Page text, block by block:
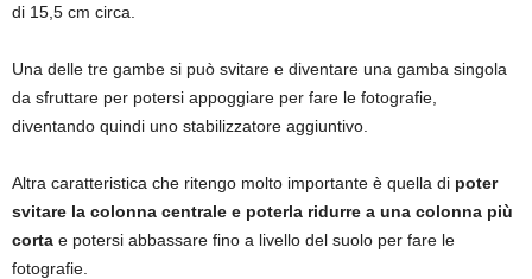
di 15,5 cm circa.
Una delle tre gambe si può svitare e diventare una gamba singola
da sfruttare per potersi appoggiare per fare le fotografie,
diventando quindi uno stabilizzatore aggiuntivo.
Altra caratteristica che ritengo molto importante è quella di poter
svitare la colonna centrale e poterla ridurre a una colonna più
corta e potersi abbassare fino a livello del suolo per fare le
fotografie.